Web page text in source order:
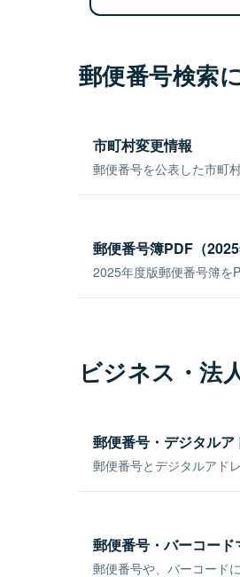
郵便番号検索
市町村変更情報
郵便番号を公表した市町
郵便番号簿PDF（2025
2025年度版郵便番号簿を
ビジネス・法
郵便番号・デジタル
郵便番号とデジタルアド
郵便番号・バーコード
郵便番号や、バーコード